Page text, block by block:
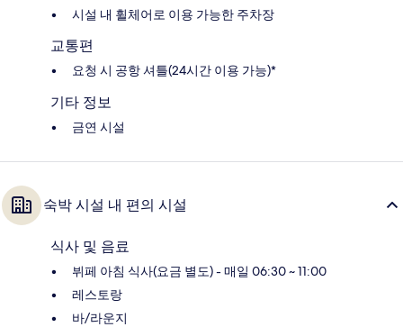
시설 내 휠체어로 이용 가능한 주차장
교통편
요청 시 공항 셔틀(24시간 이용 가능)*
기타 정보
금연 시설
숙박 시설 내 편의 시설
식사 및 음료
뷔페 아침 식사(요금 별도) - 매일 06:30 ~ 11:00
레스토랑
바/라운지